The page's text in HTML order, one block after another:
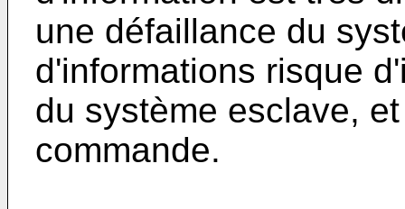
une défaillance du
d'informations risque
du système esclave,
commande.